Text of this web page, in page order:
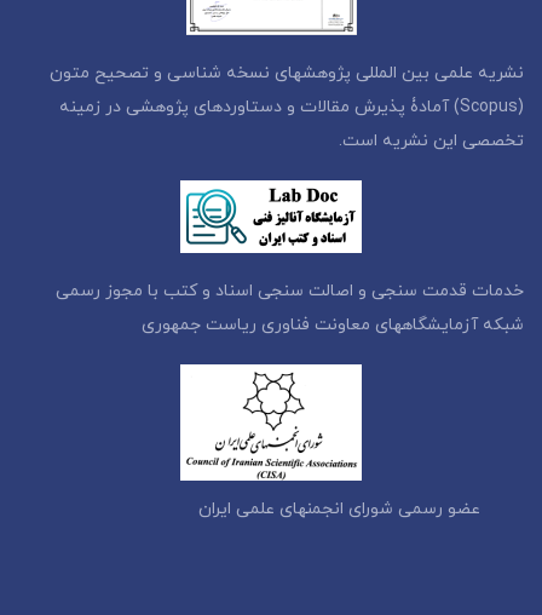
نشریه علمی بین المللی پژوهشهای نسخه شناسی و تصحیح متون
(Scopus) آمادۀ پذیرش مقالات و دستاوردهای پژوهشی در زمینه
تخصصی این نشریه است.
خدمات قدمت سنجی و اصالت سنجی اسناد و کتب با مجوز رسمی
شبکه آزمایشگاههای معاونت فناوری ریاست جمهوری
عضو رسمی شورای انجمنهای علمی ایران